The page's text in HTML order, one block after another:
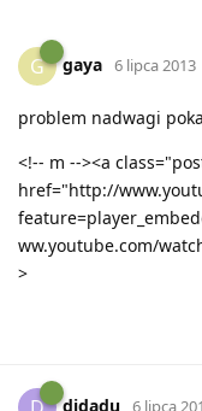
G gaya 6 lipca 2013
problem nadwagi
<!-- m --><a
href="http://
ww.youtube.com/
>
didadu 6 lipca